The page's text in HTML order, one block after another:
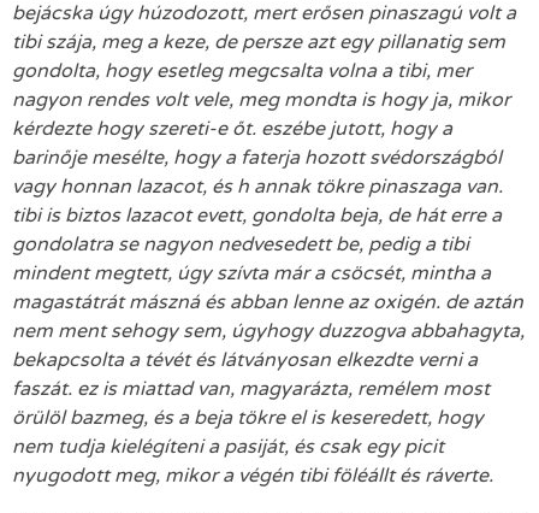
bejácska úgy húzodozott, mert erősen pinaszagú volt a
tibi szája, meg a keze, de persze azt egy pillanatig sem
gondolta, hogy esetleg megcsalta volna a tibi, mer
nagyon rendes volt vele, meg mondta is hogy ja, mikor
kérdezte hogy szereti-e őt. eszébe jutott, hogy a
barinője mesélte, hogy a faterja hozott svédországból
vagy honnan lazacot, és h annak tökre pinaszaga van.
tibi is biztos lazacot evett, gondolta beja, de hát erre a
gondolatra se nagyon nedvesedett be, pedig a tibi
mindent megtett, úgy szívta már a csöcsét, mintha a
magastátrát mászná és abban lenne az oxigén. de aztán
nem ment sehogy sem, úgyhogy duzzogva abbahagyta,
bekapcsolta a tévét és látványosan elkezdte verni a
faszát. ez is miattad van, magyarázta, remélem most
örülöl bazmeg, és a beja tökre el is keseredett, hogy
nem tudja kielégíteni a pasiját, és csak egy picit
nyugodott meg, mikor a végén tibi föléállt és ráverte.